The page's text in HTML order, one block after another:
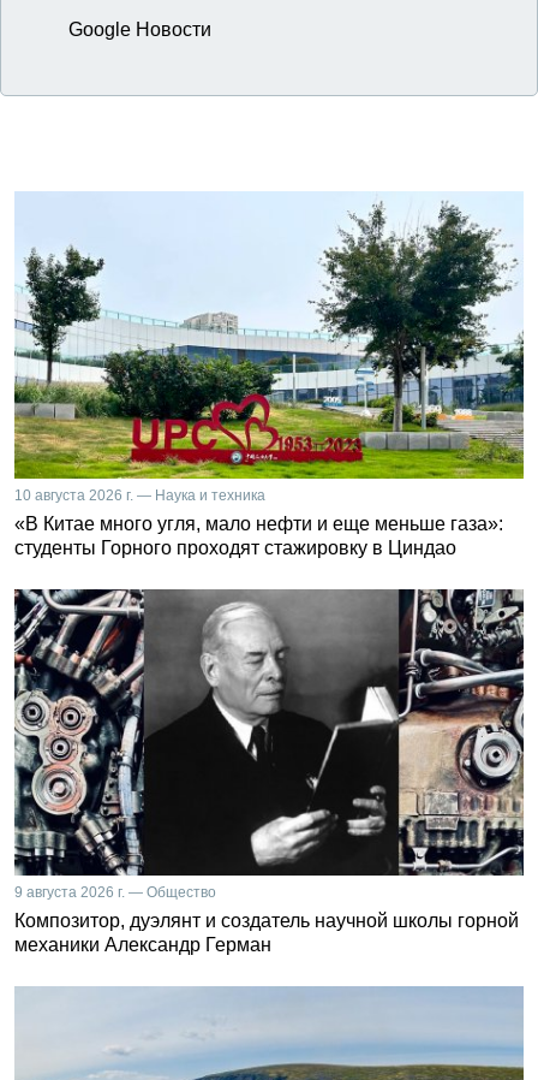
Google Новости
10 августа 2026 г. — Наука и техника
«В Китае много угля, мало нефти и еще меньше газа»:
студенты Горного проходят стажировку в Циндао
9 августа 2026 г. — Общество
Композитор, дуэлянт и создатель научной школы горной
механики Александр Герман